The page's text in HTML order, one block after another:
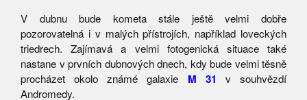
V dubnu bude kometa stále ještě velmi dobře
pozorovatelná i v malých přístrojích, například loveckých
triedrech. Zajímavá a velmi fotogenická situace také
nastane v prvních dubnových dnech, kdy bude velmi těsně
procházet okolo známé galaxie M 31 v souhvězdí
Andromedy.